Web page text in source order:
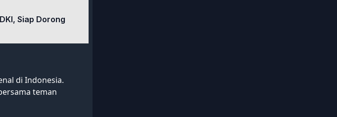
Siap Dorong
di Indonesia.
teman